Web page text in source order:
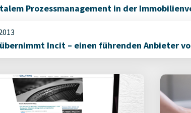
Prozessmanagement in der
Incit – einen führenden Anbieter